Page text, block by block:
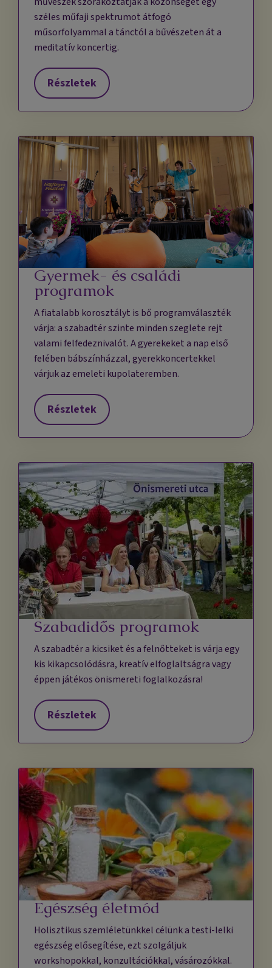
széles műfaji spektrumot átfogó
műsorfolyammal a tánctól a bűvészeten át a
meditatív koncertig.
Részletek
Gyermek- és családi
programok
A fiatalabb korosztályt is bő programválaszték
várja: a szabadtér szinte minden szeglete rejt
valami felfedeznivalót. A gyerekeket a nap első
felében bábszínházzal, gyerekkoncertekkel
várjuk az emeleti kupolateremben.
Részletek
Szabadidős programok
A szabadtér a kicsiket és a felnőtteket is várja egy
kis kikapcsolódásra, kreatív elfoglaltságra vagy
éppen játékos önismereti foglalkozásra!
Részletek
Egészség életmód
Holisztikus szemléletünkkel célünk a testi-lelki
egészség elősegítése, ezt szolgáljuk
workshopokkal, konzultációkkal, vásározókkal.